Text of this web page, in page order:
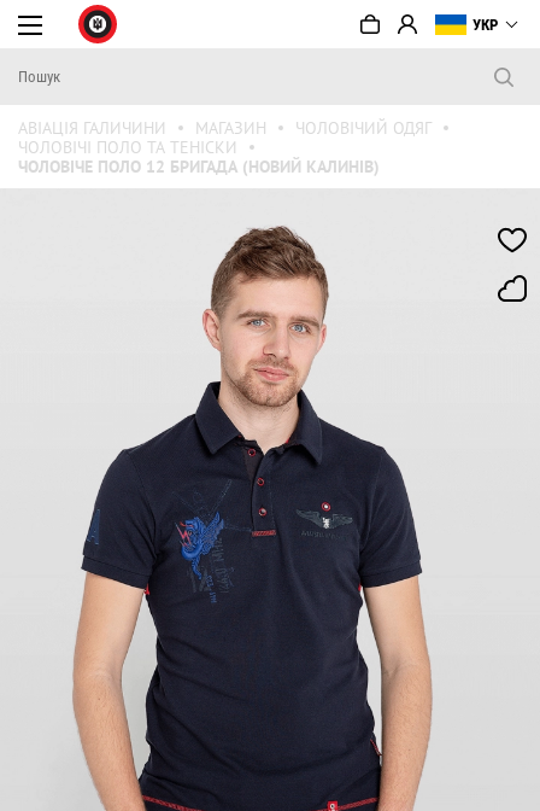
УКР
АВІАЦІЯ ГАЛИЧИНИ МАГАЗИН
ЧОЛОВІЧИЙ ОДЯГ
ЧОЛОВІЧІ ПОЛО ТА ТЕНІСКИ
ЧОЛОВІЧЕ ПОЛО 12 БРИГАДА (НОВИЙ КАЛИНІВ)